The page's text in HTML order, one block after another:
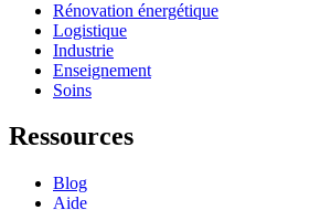
Rénovation énergétique
Logistique
Industrie
Enseignement
Soins
Ressources
Blog
Aide